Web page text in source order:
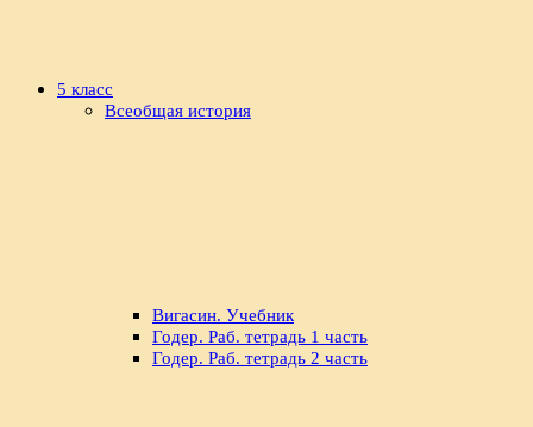
5 класс
Всеобщая история
Вигасин. Учебник
Годер. Раб. тетрадь 1 часть
Годер. Раб. тетрадь 2 часть